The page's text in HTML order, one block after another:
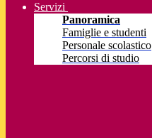
Servizi
Panoramica
Famiglie e studenti
Personale scolastico
Percorsi di studio